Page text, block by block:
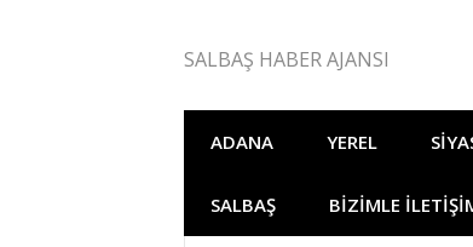
SALBAŞ HABER AJANSI
ADANA YEREL
SALBAŞ BIZIMLE